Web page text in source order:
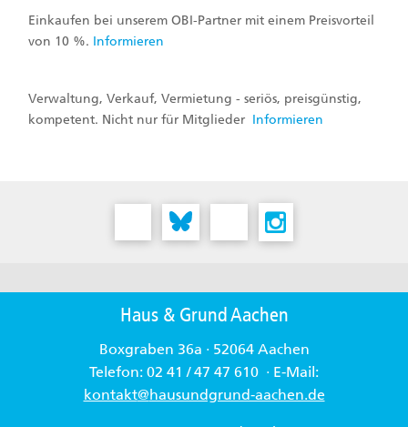
Einkaufen bei unserem OBI-Partner mit einem Preisvorteil
von 10 %. Informieren
Verwaltung, Verkauf, Vermietung - seriös, preisgünstig,
kompetent. Nicht nur für Mitglieder Informieren
Haus & Grund Aachen
Boxgraben 36a · 52064 Aachen
Telefon: 02 41 / 47 47 610 · E-Mail:
kontakt@hausundgrund-aachen.de